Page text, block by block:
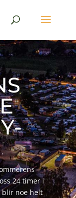
24 timer i
blir noe helt